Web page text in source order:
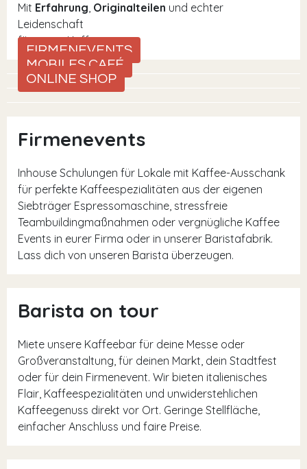
Mit Erfahrung, Originalteilen und echter
Leidenschaft
für guten Kaffee.
FIRMENEVENTS
MOBILES CAFÉ
ONLINE SHOP
Firmenevents
Inhouse Schulungen für Lokale mit Kaffee-Ausschank
für perfekte Kaffeespezialitäten aus der eigenen
Siebträger Espressomaschine, stressfreie
Teambuildingmaßnahmen oder vergnügliche Kaffee
Events in eurer Firma oder in unserer Baristafabrik.
Lass dich von unseren Barista überzeugen.
Barista on tour
Miete unsere Kaffeebar für deine Messe oder
Großveranstaltung, für deinen Markt, dein Stadtfest
oder für dein Firmenevent. Wir bieten italienisches
Flair, Kaffeespezialitäten und unwiderstehlichen
Kaffeegenuss direkt vor Ort. Geringe Stellfläche,
einfacher Anschluss und faire Preise.